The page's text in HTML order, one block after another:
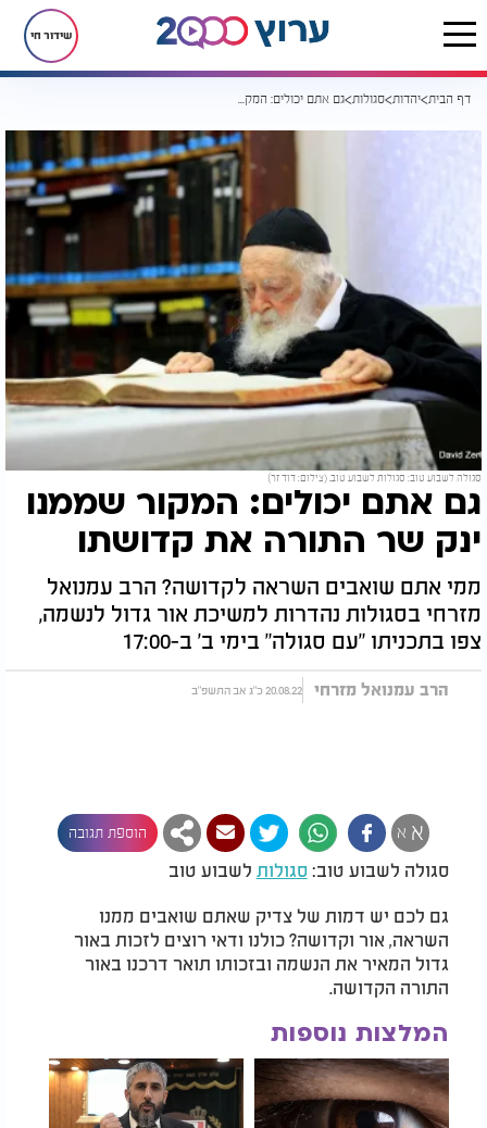
שידור חי
דף הבית יהדות סגולות גם אתם יכולים: המקור שממנו ינק שר התורה את קדושתו
סגולה לשבוע טוב: סגולות לשבוע טוב. (צילום: דוד זר)
גם אתם יכולים: המקור שממנו
ינק שר התורה את קדושתו
ממי אתם שואבים השראה לקדושה? הרב עמנואל
מזרחי בסגולות נהדרות למשיכת אור גדול לנשמה,
צפו בתכניתו "עם סגולה" בימי ב' ב-17:00
הרב עמנואל מזרחי 20.08.22 כ"ג אב התשפ"ב
א א הוספת תגובה
סגולה לשבוע טוב:סגולות לשבוע טוב
גם לכם יש דמות של צדיק שאתם שואבים ממנו
השראה, אור וקדושה? כולנו ודאי רוצים לזכות באור
גדול המאיר את הנשמה ובזכותו תואר דרכנו באור
התורה הקדושה.
המלצות נוספות